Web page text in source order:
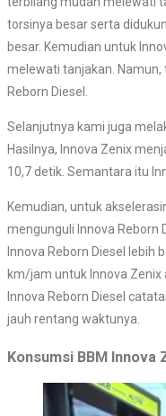
torsinya besar serta
besar. Kemudian untuk
melewati tanjakan.
Reborn Diesel.
Selanjutnya kami juga
Hasilnya, Innova Zenix
10,7 detik. Semantara itu
Kemudian, untuk
mengunguli Innova Reborn
Innova Reborn Diesel lebih
km/jam untuk Innova
Innova Reborn Diesel
jauh rentang waktunya.
Konsumsi BBM Innova